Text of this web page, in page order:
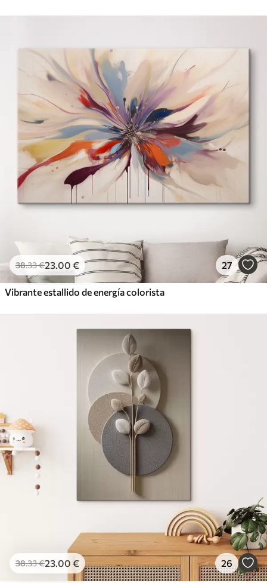
38.33€23.00 € 27
Vibrante estallido de energía colorista
38.33€23.00 € 26